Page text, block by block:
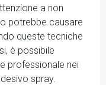
a non
potrebbe causare
queste tecniche
è possibile
professionale nei
spray.